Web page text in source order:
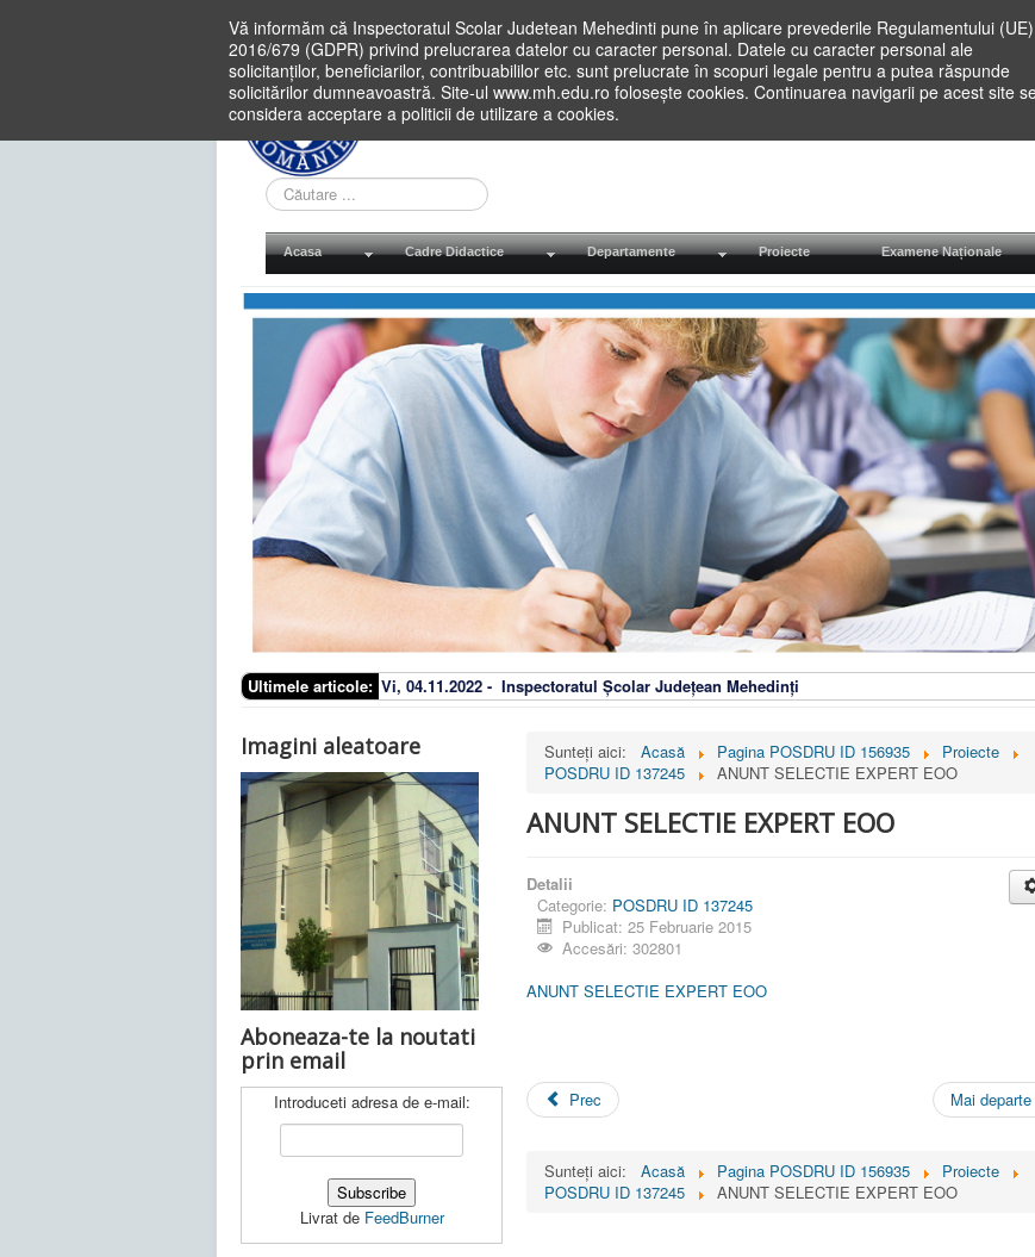
Vă informăm că Inspectoratul Scolar Judetean Mehedinti pune în aplicare prevederile Regulamentului (UE)
2016/679 (GDPR) privind prelucrarea datelor cu caracter personal. Datele cu caracter personal ale
solicitanților, beneficiarilor, contribuabililor etc. sunt prelucrate în scopuri legale pentru a putea răspunde
solicitărilor dumneavoastră. Site-ul www.mh.edu.ro folosește cookies. Continuarea navigarii pe acest site
considera acceptare a politicii de utilizare a cookies.
Cauta
in
site
Acasa Cadre Didactice Departamente Proiecte Examene Naționale
Ultimele articole: Vi, 04.11.2022 - Inspectoratul Școlar Județean Mehedinți
Imagini aleatoare
Aboneaza-te la noutati
prin email
Introduceti adresa de e-mail:
Livrat de FeedBurner
Sunteți aici: Acasă Pagina POSDRU ID 156935
Proiecte
POSDRU ID 137245
ANUNT SELECTIE EXPERT EOO
ANUNT SELECTIE EXPERT EOO
Detalii
Categorie: POSDRU ID 137245
Publicat: 25 Februarie 2015
Accesări: 302801
ANUNT SELECTIE EXPERT EOO
Prec Mai departe
Sunteți aici: Acasă Pagina POSDRU ID 156935
Proiecte
POSDRU ID 137245
ANUNT SELECTIE EXPERT EOO